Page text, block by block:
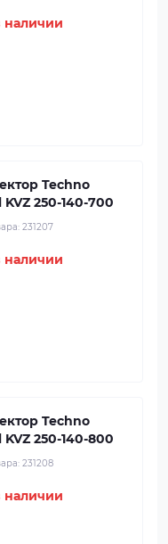
наличии
Techno
KVZ 250-140-700
231207
наличии
Techno
KVZ 250-140-800
231208
наличии